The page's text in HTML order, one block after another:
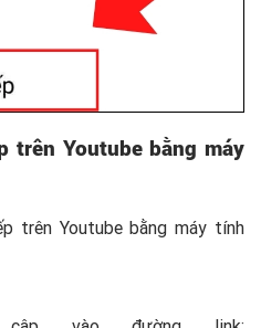
trên Youtube bằng máy
trên Youtube bằng máy tính